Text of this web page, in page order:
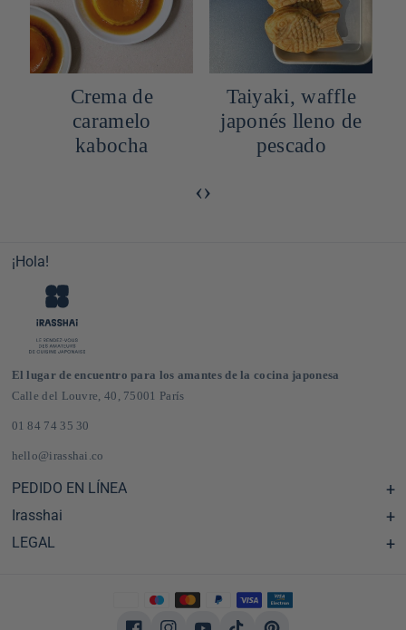
Crema de
caramelo
kabocha
Taiyaki, waffle
japonés lleno de
pescado
‹›
¡Hola!
El lugar de encuentro para los amantes de la cocina japonesa
Calle del Louvre, 40, 75001 París
01 84 74 35 30
hello@irasshai.co
PEDIDO EN LÍNEA
Centro de ayuda y preguntas frecuentes
Envíos y gastos de envío en Francia y Europa
Irasshai
Horario de la sede de la calle del Louvre, 40, París
LEGAL